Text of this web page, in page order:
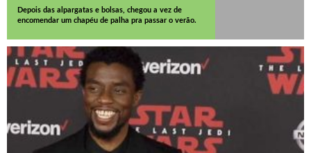
Depois das alpargatas e bolsas, chegou a vez de
encomendar um chapéu de palha pra passar o verão.